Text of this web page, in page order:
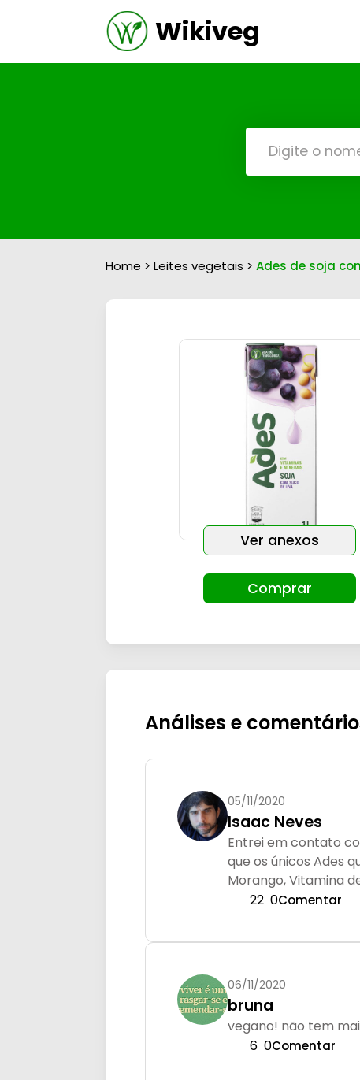
Wikiveg
Home >Leites vegetais >Ades de soja
Ver anexos
Comprar
Análises e
05/11/2020
Isaac Neves
Entrei em contato
que os únicos Ades
Morango, Vitamina
22 0Comentar
06/11/2020
bruna
vegano! não tem
6 0Comentar